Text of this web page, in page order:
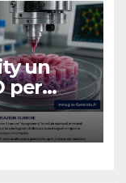
un
per
cancro